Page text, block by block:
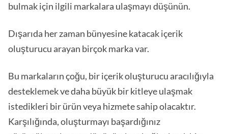
bulmak için ilgili markalara ulaşmayı düşünün.
Dışarıda her zaman bünyesine katacak içerik
oluşturucu arayan birçok marka var.
Bu markaların çoğu, bir içerik oluşturucu aracılığıyla
desteklemek ve daha büyük bir kitleye ulaşmak
istedikleri bir ürün veya hizmete sahip olacaktır.
Karşılığında, oluşturmayı başardığınız